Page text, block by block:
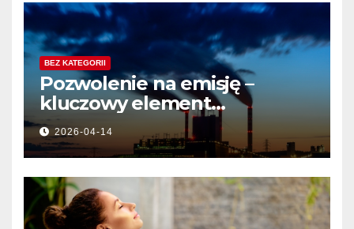
BEZ KATEGORII
Pozwolenie na emisję –
kluczowy element
działalności przemysłowej
2026-04-14